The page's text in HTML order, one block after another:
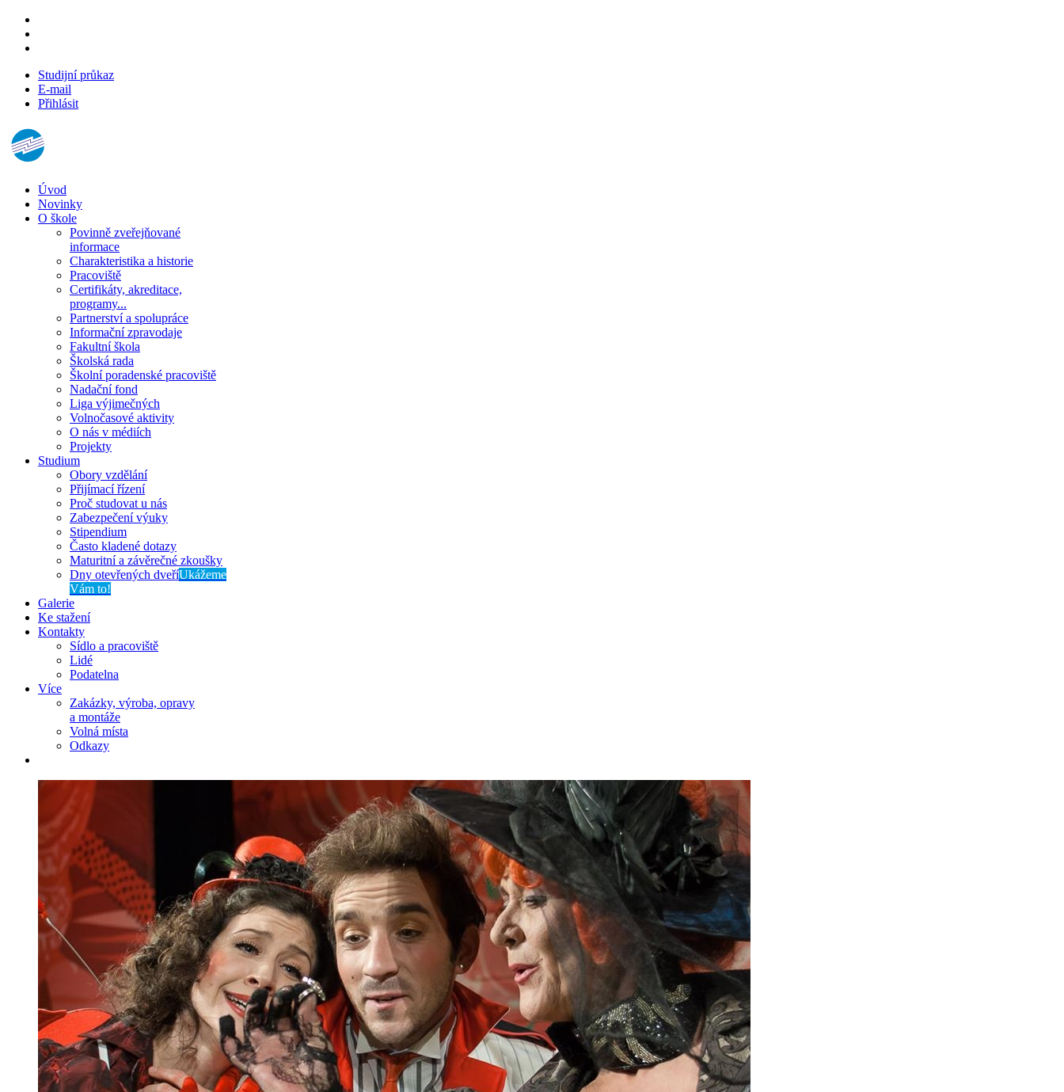
Studijní průkaz
E-mail
Přihlásit
Úvod
Novinky
O škole
Povinně zveřejňované
informace
Charakteristika a historie
Pracoviště
Certifikáty, akreditace,
programy...
Partnerství a spolupráce
Informační zpravodaje
Fakultní škola
Školská rada
Školní poradenské pracoviště
Nadační fond
Liga výjimečných
Volnočasové aktivity
O nás v médiích
Projekty
Studium
Obory vzdělání
Přijímací řízení
Proč studovat u nás
Zabezpečení výuky
Stipendium
Často kladené dotazy
Maturitní a závěrečné zkoušky
Dny otevřených dveříUkážeme
Vám to!
Galerie
Ke stažení
Kontakty
Sídlo a pracoviště
Lidé
Podatelna
Více
Zakázky, výroba, opravy
a montáže
Volná místa
Odkazy